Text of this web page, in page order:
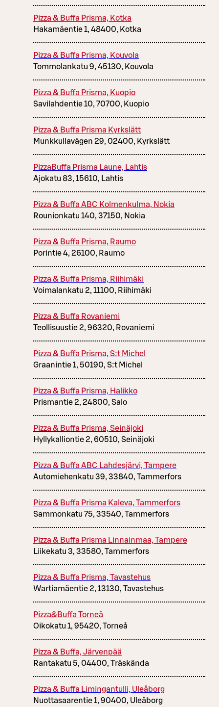
Pizza & Buffa Prisma, Kotka
Hakamäentie 1, 48400, Kotka
Pizza & Buffa Prisma, Kouvola
Tommolankatu 9, 45130, Kouvola
Pizza & Buffa Prisma, Kuopio
Savilahdentie 10, 70700, Kuopio
Pizza & Buffa Prisma Kyrkslätt
Munkkullavägen 29, 02400, Kyrkslätt
PizzaBuffa Prisma Laune, Lahtis
Ajokatu 83, 15610, Lahtis
Pizza & Buffa ABC Kolmenkulma, Nokia
Rounionkatu 140, 37150, Nokia
Pizza & Buffa Prisma, Raumo
Porintie 4, 26100, Raumo
Pizza & Buffa Prisma, Riihimäki
Voimalankatu 2, 11100, Riihimäki
Pizza & Buffa Rovaniemi
Teollisuustie 2, 96320, Rovaniemi
Pizza & Buffa Prisma, S:t Michel
Graanintie 1, 50190, S:t Michel
Pizza & Buffa Prisma, Halikko
Prismantie 2, 24800, Salo
Pizza & Buffa Prisma, Seinäjoki
Hyllykalliontie 2, 60510, Seinäjoki
Pizza & Buffa ABC Lahdesjärvi, Tampere
Automiehenkatu 39, 33840, Tammerfors
Pizza & Buffa Prisma Kaleva, Tammerfors
Sammonkatu 75, 33540, Tammerfors
Pizza & Buffa Prisma Linnainmaa, Tampere
Liikekatu 3, 33580, Tammerfors
Pizza & Buffa Prisma, Tavastehus
Wartiamäentie 2, 13130, Tavastehus
Pizza&Buffa Torneå
Oikokatu 1, 95420, Torneå
Pizza & Buffa, Järvenpää
Rantakatu 5, 04400, Träskända
Pizza & Buffa Limingantulli, Uleåborg
Nuottasaarentie 1, 90400, Uleåborg